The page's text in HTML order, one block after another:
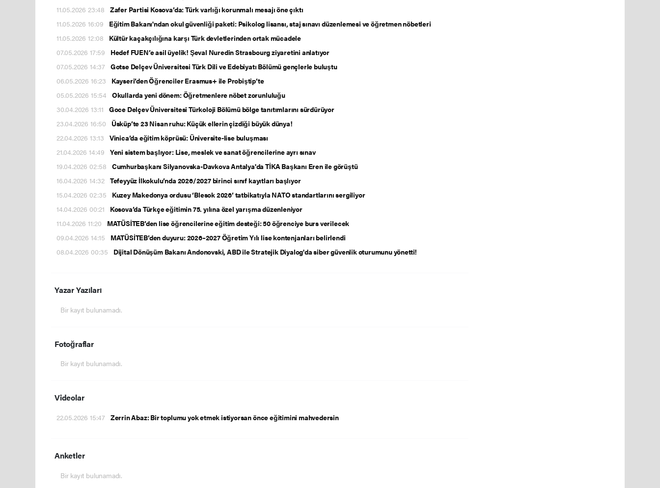
11.05.2026 23:48 Zafer Partisi Kosova’da: Türk varlığı korunmalı mesajı öne çıktı
11.05.2026 16:09
Eğitim Bakanı'ndan okul güvenliği paketi: Psikolog lisansı, staj sınavı düzenlemesi ve öğretmen nöbetleri
11.05.2026 12:08
Kültür kaçakçılığına karşı Türk devletlerinden ortak mücadele
07.05.2026 17:59
Hedef FUEN’e asil üyelik! Şeval Nuredin Strasbourg ziyaretini anlatıyor
07.05.2026 14:37 Gotse Delçev Üniversitesi Türk Dili ve Edebiyatı Bölümü gençlerle buluştu
06.05.2026 16:23
Kayseri’den Öğrenciler Erasmus+ ile Probiştip’te
05.05.2026 15:54 Okullarda yeni dönem: Öğretmenlere nöbet zorunluluğu
30.04.2026 13:11 Goce Delçev Üniversitesi Türkoloji Bölümü bölge tanıtımlarını sürdürüyor
23.04.2026 16:50
Üsküp’te 23 Nisan ruhu: Küçük ellerin çizdiği büyük dünya!
22.04.2026 13:13 Vinica’da eğitim köprüsü: Üniversite-lise buluşması
21.04.2026 14:49 Yeni sistem başlıyor: Lise, meslek ve sanat öğrencilerine ayrı sınav
19.04.2026 02:58 Cumhurbaşkanı Silyanovska-Davkova Antalya'da TİKA Başkanı Eren ile görüştü
16.04.2026 14:32 Tefeyyüz İlkokulu’nda 2026/2027 birinci sınıf kayıtları başlıyor
15.04.2026 02:35
Kuzey Makedonya ordusu ‘Blesok 2026’ tatbikatıyla NATO standartlarını sergiliyor
14.04.2026 00:21
Kosova’da Türkçe eğitimin 75. yılına özel yarışma düzenleniyor
11.04.2026 11:20
MATÜSİTEB’den lise öğrencilerine eğitim desteği: 50 öğrenciye burs verilecek
09.04.2026 14:15
MATÜSİTEB’den duyuru: 2026–2027 Öğretim Yılı lise kontenjanları belirlendi
08.04.2026 00:35
Dijital Dönüşüm Bakanı Andonovski, ABD ile Stratejik Diyalog'da siber güvenlik oturumunu yönetti!
Yazar Yazıları
Bir kayıt bulunamadı.
Fotoğraflar
Bir kayıt bulunamadı.
Videolar
22.05.2026 15:47 Zerrin Abaz: Bir toplumu yok etmek istiyorsan önce eğitimini mahvedersin
Anketler
Bir kayıt bulunamadı.